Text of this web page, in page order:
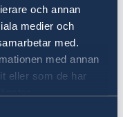
och annan
medier och
med.
med annan
eller som de har
bosatta